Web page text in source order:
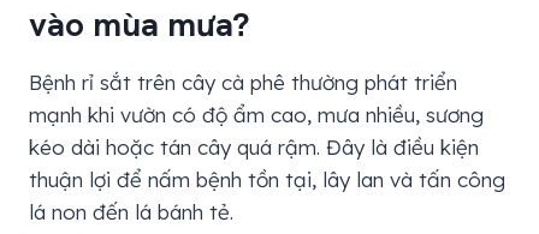
vào mùa mưa?
Bệnh rỉ sắt trên cây cà phê thường phát triển
mạnh khi vườn có độ ẩm cao, mưa nhiều, sương
kéo dài hoặc tán cây quá rậm. Đây là điều kiện
thuận lợi để nấm bệnh tồn tại, lây lan và tấn công
lá non đến lá bánh tẻ.